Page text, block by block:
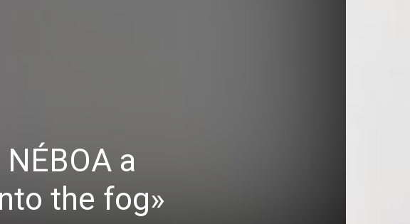
a
the fog»